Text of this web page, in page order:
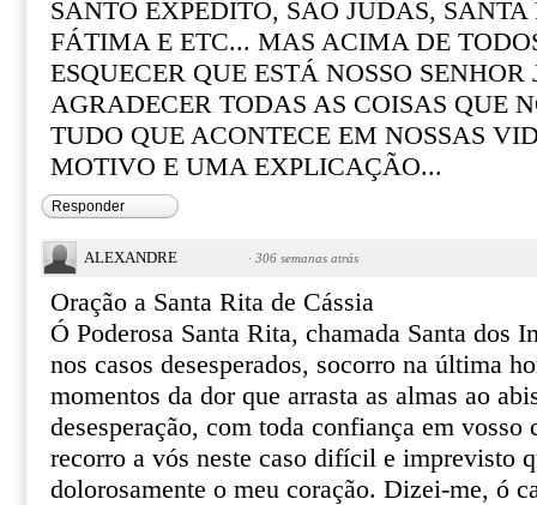
SANTO EXPEDITO, SÃO JUDAS, SANTA
FÁTIMA E ETC... MAS ACIMA DE
ESQUECER QUE ESTÁ NOSSO SENHOR
AGRADECER TODAS AS COISAS QUE
TUDO QUE ACONTECE EM NOSSAS
MOTIVO E UMA EXPLICAÇÃO...
Responder
ALEXANDRE · 306 semanas atrás
Oração a Santa Rita de Cássia
Ó Poderosa Santa Rita, chamada Santa dos
nos casos desesperados, socorro na última
momentos da dor que arrasta as almas ao
desesperação, com toda confiança em vosso
recorro a vós neste caso difícil e imprevisto
dolorosamente o meu coração. Dizei-me, ó